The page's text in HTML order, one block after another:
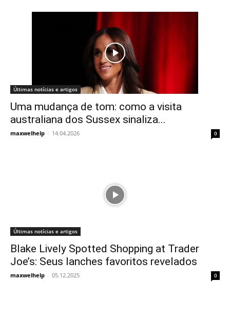
Últimas notícias e artigos
Uma mudança de tom: como a visita
australiana dos Sussex sinaliza...
maxwelhelp - 14.04.2026 0
Últimas notícias e artigos
Blake Lively Spotted Shopping at Trader
Joe’s: Seus lanches favoritos revelados
maxwelhelp - 05.12.2025 0